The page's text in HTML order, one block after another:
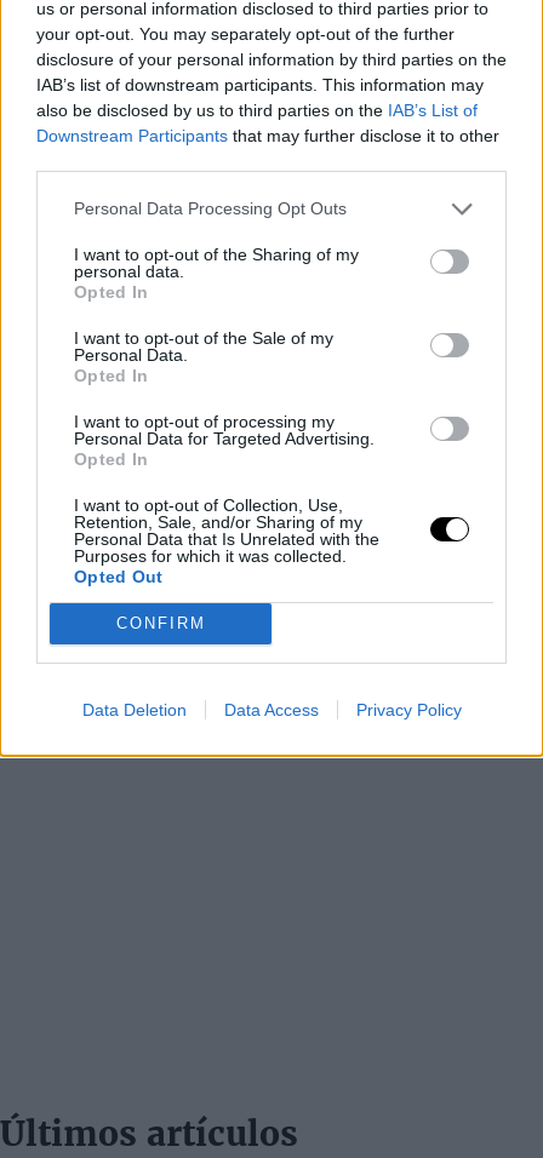
us or personal information disclosed to third parties prior to
your opt-out. You may separately opt-out of the further
disclosure of your personal information by third parties on the
IAB’s list of downstream participants. This information may
also be disclosed by us to third parties on the IAB’s List of
Downstream Participants that may further disclose it to other
Personal Data Processing Opt Outs
I want to opt-out of the Sharing of my
personal data.
Opted In
I want to opt-out of the Sale of my
Personal Data.
Opted In
I want to opt-out of processing my
Personal Data for Targeted Advertising.
Opted In
I want to opt-out of Collection, Use,
Retention, Sale, and/or Sharing of my
Personal Data that Is Unrelated with the
Purposes for which it was collected.
Opted Out
CONFIRM
Data Deletion Data Access Privacy Policy
Con un registro idéntico al Gran Canaria, el equipo
andorrano se juega la salvación enfrentándose al Barça.
Una derrota combinada con victorias de sus rivales
podría significar el descenso.
El reto del
Casademont Zaragoza
ganar y esperar resultados favorables de sus
competidores para evitar el descenso. Cualquier fallo
podría ser fatal para sus aspiraciones de permanencia.
Últimos artículos